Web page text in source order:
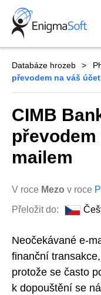
Skip
content
Databáze hrozeb
převodem na váš
CIMB
převodem
mailem
V roce Mezo v roce
Přeložit do:
Neočekávané e-
finanční
protože se často
k dopouštění se